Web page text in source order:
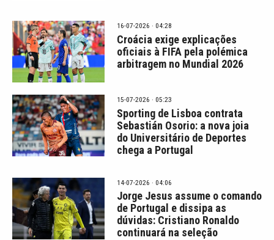
16-07-2026 · 04:28
Croácia exige explicações
oficiais à FIFA pela polémica
arbitragem no Mundial 2026
15-07-2026 · 05:23
Sporting de Lisboa contrata
Sebastián Osorio: a nova joia
do Universitário de Deportes
chega a Portugal
14-07-2026 · 04:06
Jorge Jesus assume o comando
de Portugal e dissipa as
dúvidas: Cristiano Ronaldo
continuará na seleção